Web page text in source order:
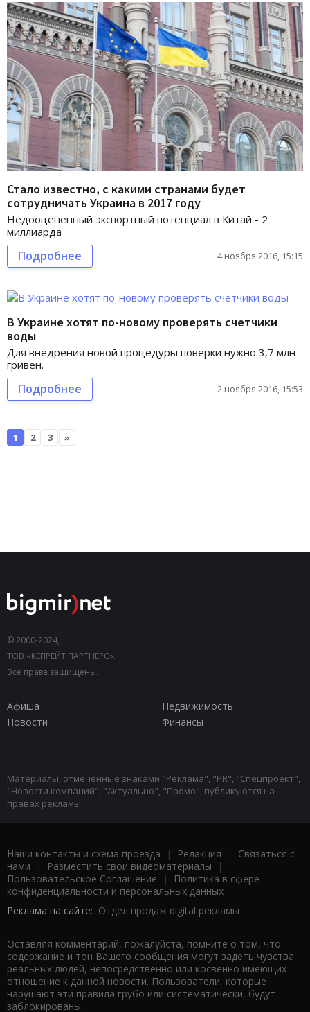
Стало известно, с какими странами будет
сотрудничать Украина в 2017 году
Недооцененный экспортный потенциал в Китай - 2
миллиарда
Подробнее 4 ноября 2016, 15:15
В Украине хотят по-новому проверять счетчики
воды
Для внедрения новой процедуры поверки нужно 3,7 млн
гривен.
Подробнее 2 ноября 2016, 15:53
1 2 3 »
© 2000-2024,
ТОВ «КЕПРЕЙТ ПАРТНЕРС».
Все права защищены.
Афиша
Недвижимость
Новости
Финансы
Материалы, отмеченные знаками "Реклама", "PR", "Спецпроект",
"Новости компаний", "Актуально", "Промо", публикуются на
правах рекламы.
Наши контакты и схема проезда | Редакция | Связаться с
нами | Разместить свои видеоматериалы |
Пользовательское Соглашение |
Политика в сфере
конфиденциальности и персональных данных
Реклама на сайте: Отдел продаж digital рекламы
Оставляя комментарий, пожалуйста, помните о том, что
содержание и тон Вашего сообщения могут задеть чувства
реальных людей, непосредственно или косвенно имеющих
отношение к данной новости. Пользователи, которые
нарушают эти правила грубо или систематически, будут
заблокированы.